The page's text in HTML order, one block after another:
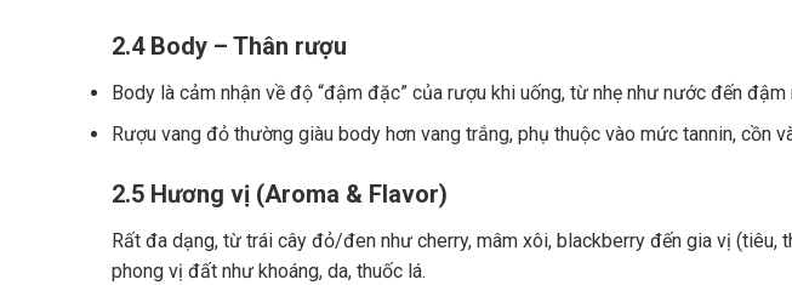
2.4 Body – Thân rượu
Body là cảm nhận về độ “đậm đặc” của rượu khi uống, từ nhẹ như nước đến
Rượu vang đỏ thường giàu body hơn vang trắng, phụ thuộc vào mức tannin, cồn
2.5 Hương vị (Aroma & Flavor)
Rất đa dạng, từ trái cây đỏ/đen như cherry, mâm xôi, blackberry đến gia vị (tiêu,
phong vị đất như khoáng, da, thuốc lá.